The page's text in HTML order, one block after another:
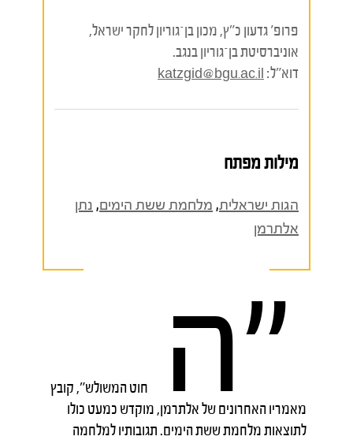
פרופ' גדעון כ"ץ, מכון בן־גוריון לחקר ישראל,
אוניברסיטת בן־גוריון בנגב.
דוא"ל: katzgid@bgu.ac.il
מילות מפתח
הגות ישראלית, מלחמת ששת הימים, נתן
אלתרמן
"ה
חוט המשולש", קובץ
מאמריו האחרונים של אלתרמן, מוקדש כמעט כולו
לתוצאות מלחמת ששת הימים. תגובותיו למלחמה